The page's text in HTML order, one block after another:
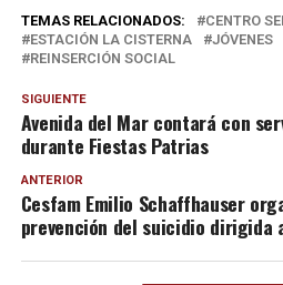
TEMAS RELACIONADOS: CENTRO
ESTACIÓN LA CISTERNA
JÓVENES
REINSERCIÓN SOCIAL
SIGUIENTE
Avenida del Mar contará con
durante Fiestas Patrias
ANTERIOR
Cesfam Emilio Schaffhauser
prevención del suicidio dirigida